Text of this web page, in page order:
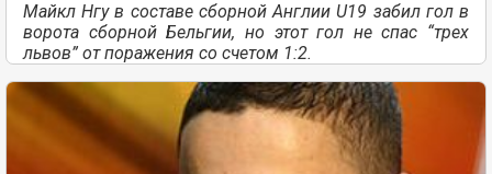
Майкл Нгу в составе сборной Англии U19 забил гол в
ворота сборной Бельгии, но этот гол не спас “трех
львов” от поражения со счетом 1:2.